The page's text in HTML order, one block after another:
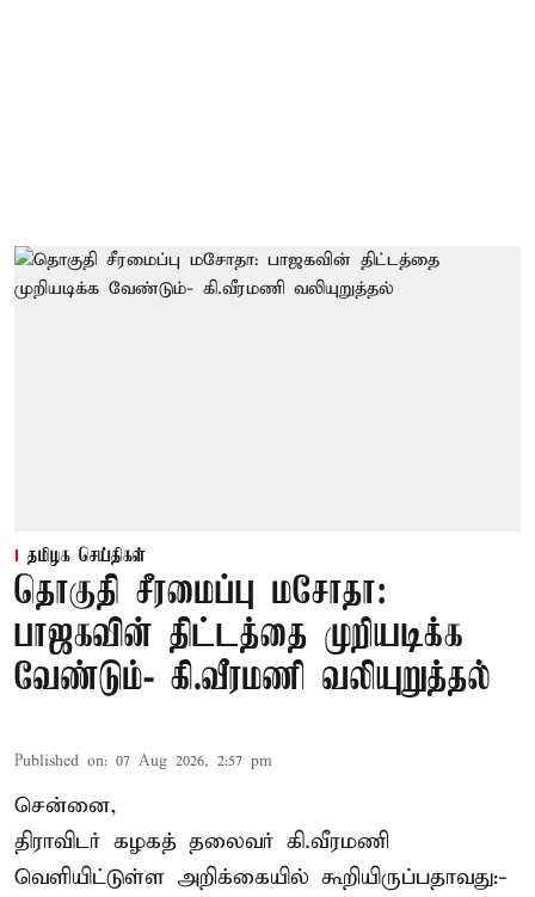
தமிழக செய்திகள்
தொகுதி சீரமைப்பு மசோதா:
பாஜகவின் திட்டத்தை முறியடிக்க
வேண்டும்- கி.வீரமணி வலியுறுத்தல்
Published on: 07 Aug 2026, 2:57 pm
சென்னை,
திராவிடர் கழகத் தலைவர் கி.வீரமணி
வெளியிட்டுள்ள அறிக்கையில் கூறியிருப்பதாவது:-